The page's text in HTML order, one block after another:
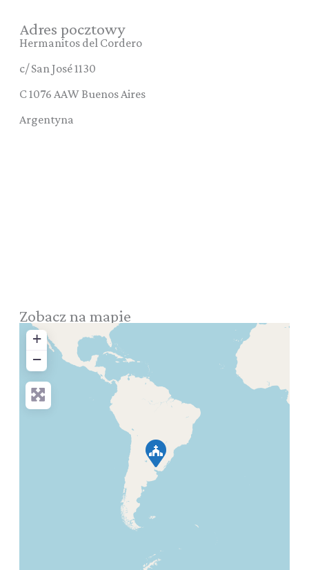
Adres pocztowy
Hermanitos del Cordero
c/ San José 1130
C 1076 AAW Buenos Aires
Argentyna
Zobacz na mapie
+
−